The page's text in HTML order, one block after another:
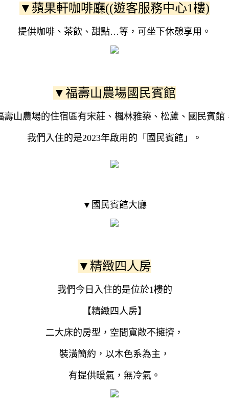
▼蘋果軒咖啡廳((遊客服務中心1樓)
提供咖啡、茶飲、甜點…等，可坐下休憩享用。
▼福壽山農場國民賓館
壽山農場的住宿區有宋莊、楓林雅築、松蘆、國民賓館
我們入住的是2023年啟用的「國民賓館」。
▼國民賓館大廳
▼精緻四人房
我們今日入住的是位於1樓的
【精緻四人房】
二大床的房型，空間寬敞不擁擠，
裝潢簡約，以木色系為主，
有提供暖氣，無冷氣。